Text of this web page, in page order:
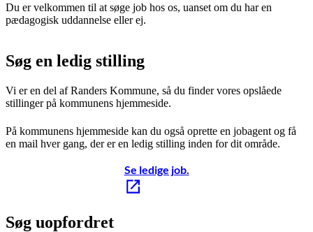
Du er velkommen til at søge job hos os, uanset om du har en
pædagogisk uddannelse eller ej.
Søg en ledig stilling
Vi er en del af Randers Kommune, så du finder vores opslåede
stillinger på kommunens hjemmeside.
På kommunens hjemmeside kan du også oprette en jobagent og få
en mail hver gang, der er en ledig stilling inden for dit område.
Se ledige job.
Søg uopfordret